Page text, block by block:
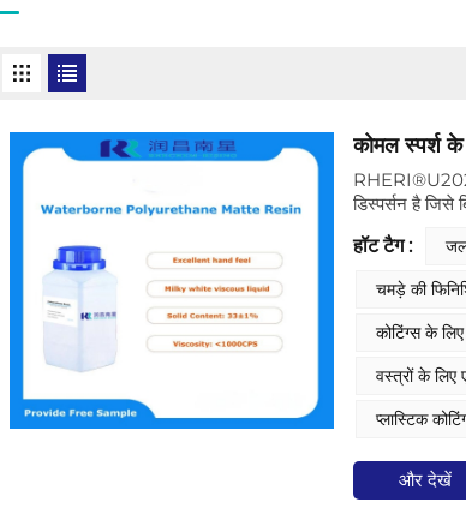
कोमल स्पर्श
डिस्पर्सन है जिसे
फिल्में बनाता है
डिज़ाइन किया
हॉट टैग :
चमड़े की
कोटिंग्स के
वस्त्रों के लिए
प्लास्टिक
और देखें